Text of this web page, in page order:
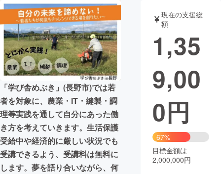
アート・写真 音楽
テクノロジー・ガジェット ゲーム・サ
映像・映画
ビジネス・起業
まちづくり・地域活性化
CAMPFIRE for Social Good
CAMPFIRE Creation
CAMPFIREふるさと納税machi-ya コミュニティ
「学び舎めぶき」(長野市)では若
者を対象に、農業・IT・縫製・調
理等実践を通して自分にあった働
き方を考えていきます。生活保護
受給中や経済的に厳しい状況でも
受講できるよう、受講料は無料に
します。夢を語り合いながら、何
現在の支援総
額
1,35
9,00
0円
67%
目標金額は
2,000,000円